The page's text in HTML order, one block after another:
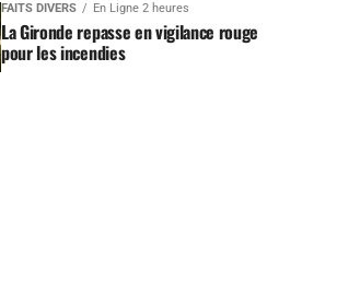
FAITS DIVERS En Ligne 2 heures
La Gironde repasse en vigilance rouge
pour les incendies